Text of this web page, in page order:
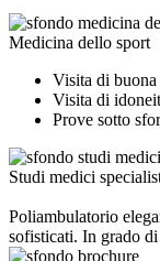
Medicina dello sport
Visita di buona
Visita di
Prove sotto
Studi medici
Poliambulatorio
sofisticati. In grado